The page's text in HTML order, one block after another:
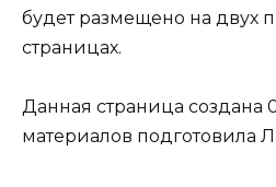
будет размещено на двух
страницах.
Данная страница создана
материалов подготовила